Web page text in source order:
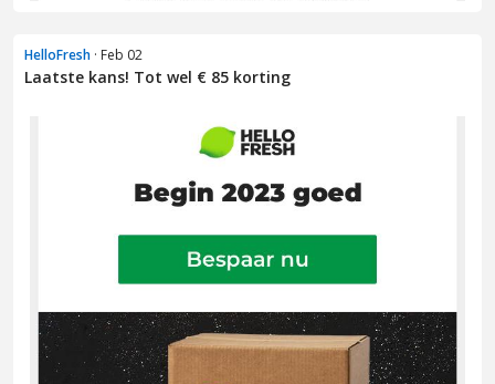
HelloFresh · Feb 02
Laatste kans! Tot wel € 85 korting